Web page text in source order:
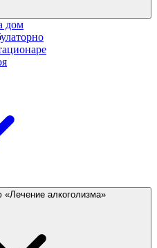
дом
алкоголизма»